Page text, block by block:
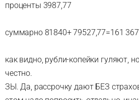
проценты 3987,77
суммарно 81840+ 79527,77=161
как видно, рубли-копейки гуляют,
честно.
ЗЫ. Да, рассрочку дают БЕЗ